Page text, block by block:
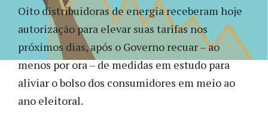
Oito distribuidoras de energia receberam hoje
autorização para elevar suas tarifas nos
próximos dias, após o Governo recuar – ao
menos por ora – de medidas em estudo para
aliviar o bolso dos consumidores em meio ao
ano eleitoral.